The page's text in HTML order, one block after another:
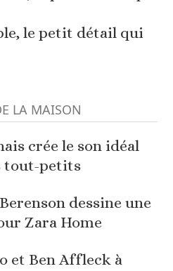
le petit détail qui
LA MAISON
crée le son idéal
tout-petits
dessine une
Zara Home
et Ben Affleck à